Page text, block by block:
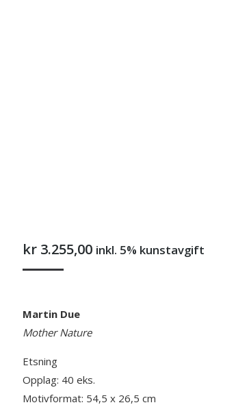
kr 3.255,00 inkl. 5% kunstavgift
Martin Due
Mother Nature
Etsning
Opplag: 40 eks.
Motivformat: 54,5 x 26,5 cm